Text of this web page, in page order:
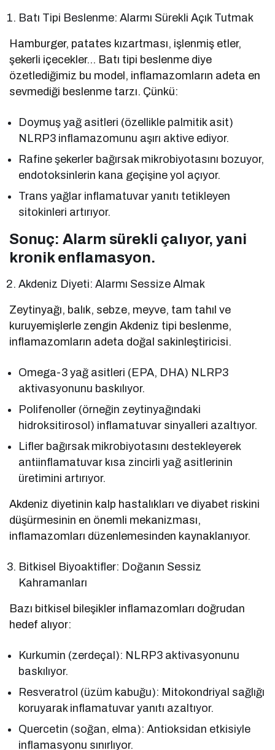
Batı Tipi Beslenme: Alarmı Sürekli Açık Tutmak
Hamburger, patates kızartması, işlenmiş etler,
şekerli içecekler… Batı tipi beslenme diye
özetlediğimiz bu model, inflamazomların adeta en
sevmediği beslenme tarzı. Çünkü:
Doymuş yağ asitleri (özellikle palmitik asit)
NLRP3 inflamazomunu aşırı aktive ediyor.
Rafine şekerler bağırsak mikrobiyotasını bozuyor,
endotoksinlerin kana geçişine yol açıyor.
Trans yağlar inflamatuvar yanıtı tetikleyen
sitokinleri artırıyor.
Sonuç: Alarm sürekli çalıyor, yani
kronik enflamasyon.
Akdeniz Diyeti: Alarmı Sessize Almak
Zeytinyağı, balık, sebze, meyve, tam tahıl ve
kuruyemişlerle zengin Akdeniz tipi beslenme,
inflamazomların adeta doğal sakinleştiricisi.
Omega-3 yağ asitleri (EPA, DHA) NLRP3
aktivasyonunu baskılıyor.
Polifenoller (örneğin zeytinyağındaki
hidroksitirosol) inflamatuvar sinyalleri azaltıyor.
Lifler bağırsak mikrobiyotasını destekleyerek
antiinflamatuvar kısa zincirli yağ asitlerinin
üretimini artırıyor.
Akdeniz diyetinin kalp hastalıkları ve diyabet riskini
düşürmesinin en önemli mekanizması,
inflamazomları düzenlemesinden kaynaklanıyor.
Bitkisel Biyoaktifler: Doğanın Sessiz
Kahramanları
Bazı bitkisel bileşikler inflamazomları doğrudan
hedef alıyor:
Kurkumin (zerdeçal): NLRP3 aktivasyonunu
baskılıyor.
Resveratrol (üzüm kabuğu): Mitokondriyal sağlığı
koruyarak inflamatuvar yanıtı azaltıyor.
Quercetin (soğan, elma): Antioksidan etkisiyle
inflamasyonu sınırlıyor.